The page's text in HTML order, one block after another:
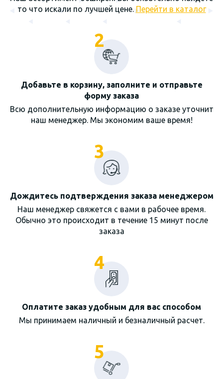
то что искали по лучшей цене. Перейти в каталог
2
Добавьте в корзину, заполните и отправьте
форму заказа
Всю дополнительную информацию о заказе уточнит
наш менеджер. Мы экономим ваше время!
3
Дождитесь подтверждения заказа менеджером
Наш менеджер свяжется с вами в рабочее время.
Обычно это происходит в течение 15 минут после
заказа
4
Оплатите заказ удобным для вас способом
Мы принимаем наличный и безналичный расчет.
5